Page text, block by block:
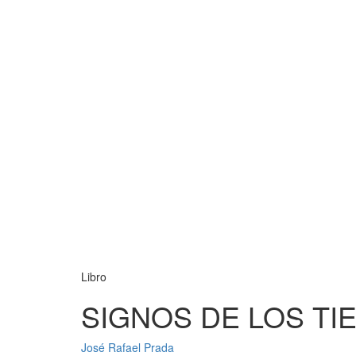
Libro
SIGNOS DE LOS
José Rafael Prada